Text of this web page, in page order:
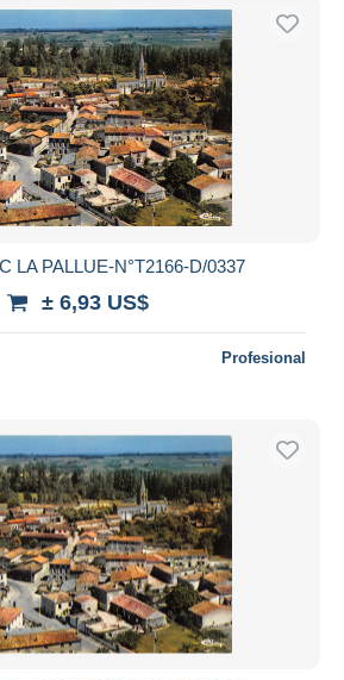
LA PALLUE-N°T2166-D/0337
± 6,93 US$
Profesional